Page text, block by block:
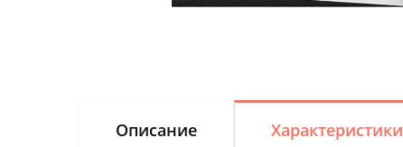
Описание Характеристики